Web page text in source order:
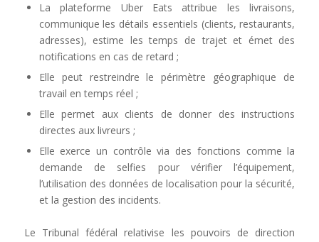
La plateforme Uber Eats attribue les livraisons,
communique les détails essentiels (clients, restaurants,
adresses), estime les temps de trajet et émet des
notifications en cas de retard ;
Elle peut restreindre le périmètre géographique de
travail en temps réel ;
Elle permet aux clients de donner des instructions
directes aux livreurs ;
Elle exerce un contrôle via des fonctions comme la
demande de selfies pour vérifier l’équipement,
l’utilisation des données de localisation pour la sécurité,
et la gestion des incidents.
Le Tribunal fédéral relativise les pouvoirs de direction